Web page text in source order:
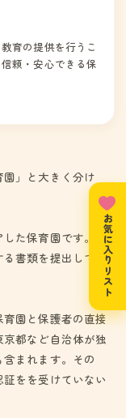
育の提供を行うこ
頼・安心できる保
」と大きく分け
た保育園です。住
書類を提出して、
園と保護者の直接
都など自治体が独
まれます。その
をを受けていない
お気に入りリスト